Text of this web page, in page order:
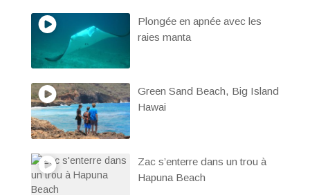
Plongée en apnée avec les
raies manta
Green Sand Beach, Big Island
Hawai
Zac s’enterre dans un trou à
Hapuna Beach